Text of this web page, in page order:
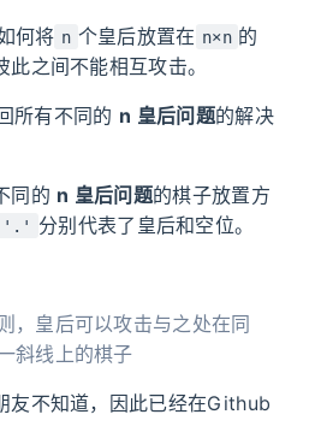
何将 n 个皇后放置在 n×n 的
之间不能相互攻击。
所有不同的 n 皇后问题的解决
同的 n 皇后问题的棋子放置方
'.' 分别代表了皇后和空位。
，皇后可以攻击与之处在同
斜线上的棋子
友不知道，因此已经在Github